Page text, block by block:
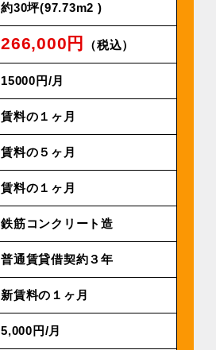
約30坪(97.73m2 )
266,000円 （税込）
15000円/月
賃料の１ヶ月
賃料の５ヶ月
賃料の１ヶ月
鉄筋コンクリート造
普通賃貸借契約３年
新賃料の１ヶ月
5,000円/月